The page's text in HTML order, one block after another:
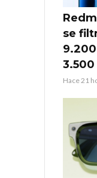
se
Hace 21